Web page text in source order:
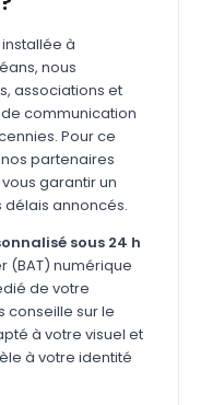
à
nous
associations et
communication
Pour ce
partenaires
garantir un
annoncés.
sous 24 h
(BAT) numérique
de votre
conseille sur le
à votre visuel et
à votre identité